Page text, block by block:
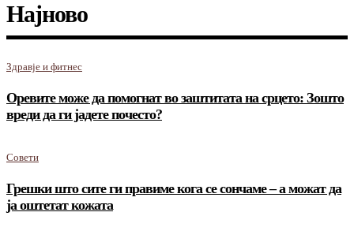
Најново
Здравје и фитнес
Оревите може да помогнат во заштитата на срцето: Зошто
вреди да ги јадете почесто?
Совети
Грешки што сите ги правиме кога се сончаме – а можат да
ја оштетат кожата